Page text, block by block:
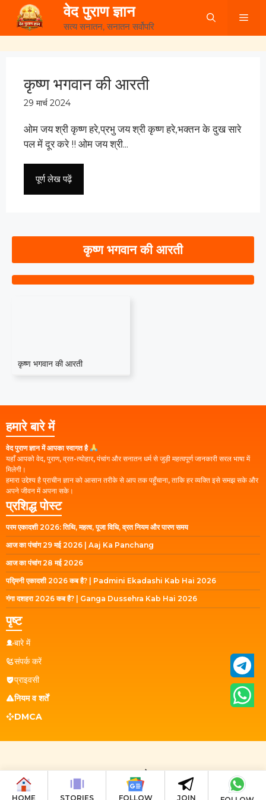
Skip
content
वेद पुराण ज्ञान
सत्य सनातन, सनातन सर्वोपरि
HOME STORIES FOLLOW JOIN
कृष्ण भगवान की आरती
29 मार्च 2024
ओम जय श्री कृष्ण हरे,प्रभु जय श्री कृष्ण हरे,भक्तन के दुख सारे
पल में दूर करे !! ओम जय श्री...
पूर्ण लेख पढ़ें
कृष्ण भगवान की आरती
कृष्ण भगवान की आरती
हमारे बारे में
वेद पुराण ज्ञान में आपका स्वागत है
यहाँ आपको वेद, पुराण, व्रत-त्योहार, पंचांग और सनातन धर्म से जुड़ी महत्वपूर्ण जानकारी सरल भाषा में
मिलेगी।
हमारा उद्देश्य है प्राचीन ज्ञान को आसान तरीके से आप तक पहुँचाना, ताकि हर व्यक्ति इसे समझ सके और
अपने जीवन में अपना सके।
प्रशिद्ध पोस्ट
परम एकादशी 2026: तिथि, महत्व, पूजा विधि, व्रत नियम और पारण समय
आज का पंचांग 29 मई 2026 | Aaj Ka Panchang
आज का पंचांग 28 मई 2026
पद्मिनी एकादशी 2026 कब है? | Padmini Ekadashi Kab Hai 2026
गंगा दशहरा 2026 कब है? | Ganga Dussehra Kab Hai 2026
पृष्ट
बारे में
संपर्क करें
प्राइवसी
नियम व शर्तें
DMCA
© 2023 - 2026वेद पुराण ज्ञान